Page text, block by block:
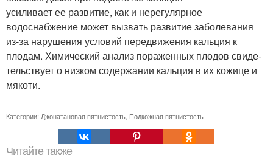
усиливает ее развитие, как и нерегуляр­ное
водоснабжение может вызвать разви­тие заболевания
из-за нарушения условий передвижения кальция к
плодам. Хими­ческий анализ пораженных плодов свиде­
тельствует о низком содержании кальция в их кожице и
мякоти.
Категории: Джонатановая пятнистость Подкожная пятнистость
Читайте также